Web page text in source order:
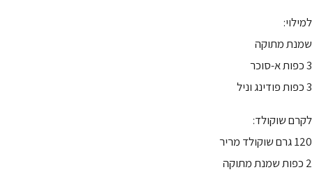
למילוי:
שמנת מתוקה
3 כפות א-סוכר
3 כפות פודינג וניל
לקרם שוקולד:
120 גרם שוקולד מריר
2 כפות שמנת מתוקה